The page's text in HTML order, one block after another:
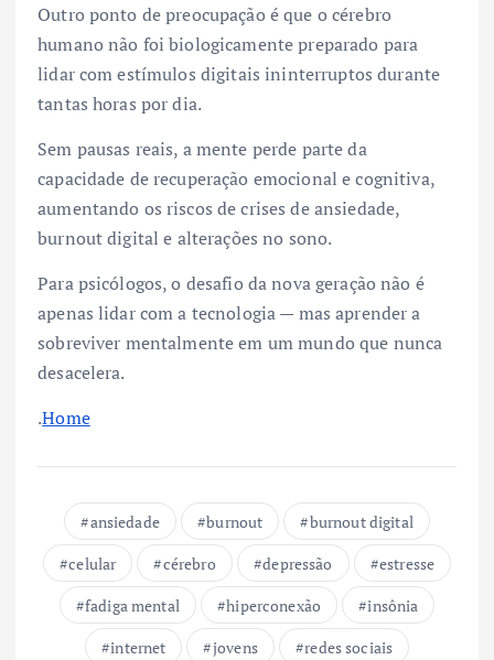
Outro ponto de preocupação é que o cérebro
humano não foi biologicamente preparado para
lidar com estímulos digitais ininterruptos durante
tantas horas por dia.
Sem pausas reais, a mente perde parte da
capacidade de recuperação emocional e cognitiva,
aumentando os riscos de crises de ansiedade,
burnout digital e alterações no sono.
Para psicólogos, o desafio da nova geração não é
apenas lidar com a tecnologia — mas aprender a
sobreviver mentalmente em um mundo que nunca
desacelera.
.Home
ansiedade burnout
burnout digital
celular
cérebro depressão
estresse
fadiga mental
hiperconexão
insônia
internet
jovens
redes sociais